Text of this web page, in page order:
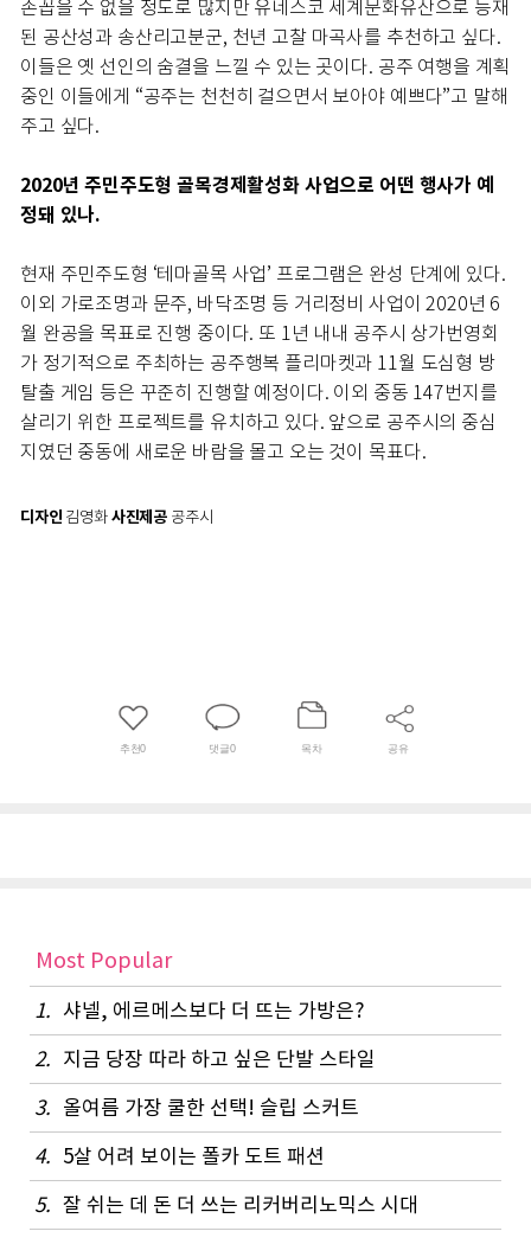
손꼽을 수 없을 정도로 많지만 유네스코 세계문화유산으로 등재
된 공산성과 송산리고분군, 천년 고찰 마곡사를 추천하고 싶다.
이들은 옛 선인의 숨결을 느낄 수 있는 곳이다. 공주 여행을 계획
중인 이들에게 “공주는 천천히 걸으면서 보아야 예쁘다”고 말해
주고 싶다.
2020년 주민주도형 골목경제활성화 사업으로 어떤 행사가 예
정돼 있나.
현재 주민주도형 ‘테마골목 사업’ 프로그램은 완성 단계에 있다.
이외 가로조명과 문주, 바닥조명 등 거리정비 사업이 2020년 6
월 완공을 목표로 진행 중이다. 또 1년 내내 공주시 상가번영회
가 정기적으로 주최하는 공주행복 플리마켓과 11월 도심형 방
탈출 게임 등은 꾸준히 진행할 예정이다. 이외 중동 147번지를
살리기 위한 프로젝트를 유치하고 있다. 앞으로 공주시의 중심
지였던 중동에 새로운 바람을 몰고 오는 것이 목표다.
디자인 김영화사진제공 공주시
추천0 댓글0 목차 공유
Most Popular
1. 샤넬, 에르메스보다 더 뜨는 가방은?
2. 지금 당장 따라 하고 싶은 단발 스타일
3. 올여름 가장 쿨한 선택! 슬립 스커트
4. 5살 어려 보이는 폴카 도트 패션
5. 잘 쉬는 데 돈 더 쓰는 리커버리노믹스 시대